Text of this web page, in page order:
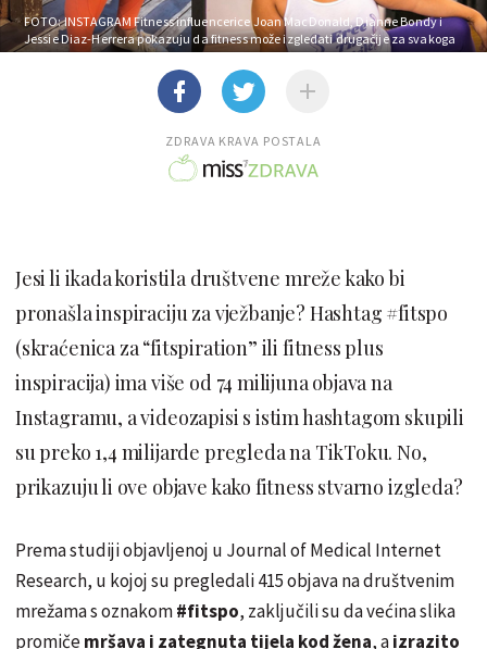
FOTO: INSTAGRAM Fitness influencerice Joan MacDonald, Dianne Bondy i
Jessie Diaz-Herrera pokazuju da fitness može izgledati drugačije za svakoga
ZDRAVA KRAVA POSTALA
Jesi li ikada koristila društvene mreže kako bi
pronašla inspiraciju za vježbanje? Hashtag #fitspo
(skraćenica za “fitspiration” ili fitness plus
inspiracija) ima više od 74 milijuna objava na
Instagramu, a videozapisi s istim hashtagom skupili
su preko 1,4 milijarde pregleda na TikToku. No,
prikazuju li ove objave kako fitness stvarno izgleda?
Prema studiji objavljenoj u Journal of Medical Internet
Research, u kojoj su pregledali 415 objava na društvenim
mrežama s oznakom#fitspo, zaključili su da većina slika
promičemršava i zategnuta tijela kod žena, aizrazito